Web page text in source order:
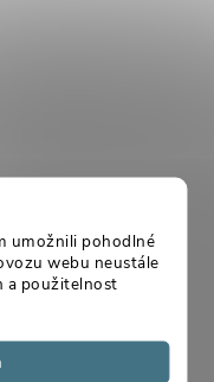
umožnili pohodlné
webu neustále
a použitelnost